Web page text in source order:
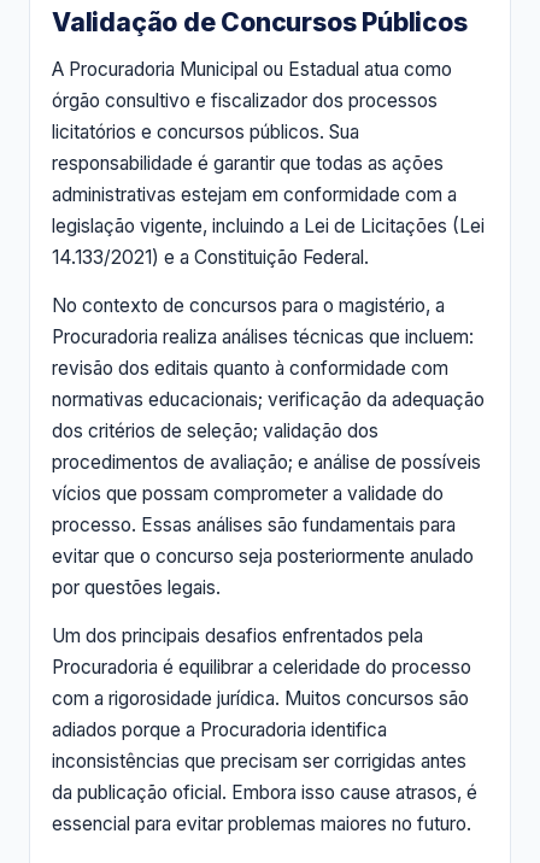
Validação de Concursos Públicos
A Procuradoria Municipal ou Estadual atua como
órgão consultivo e fiscalizador dos processos
licitatórios e concursos públicos. Sua
responsabilidade é garantir que todas as ações
administrativas estejam em conformidade com a
legislação vigente, incluindo a Lei de Licitações (Lei
14.133/2021) e a Constituição Federal.
No contexto de concursos para o magistério, a
Procuradoria realiza análises técnicas que incluem:
revisão dos editais quanto à conformidade com
normativas educacionais; verificação da adequação
dos critérios de seleção; validação dos
procedimentos de avaliação; e análise de possíveis
vícios que possam comprometer a validade do
processo. Essas análises são fundamentais para
evitar que o concurso seja posteriormente anulado
por questões legais.
Um dos principais desafios enfrentados pela
Procuradoria é equilibrar a celeridade do processo
com a rigorosidade jurídica. Muitos concursos são
adiados porque a Procuradoria identifica
inconsistências que precisam ser corrigidas antes
da publicação oficial. Embora isso cause atrasos, é
essencial para evitar problemas maiores no futuro.